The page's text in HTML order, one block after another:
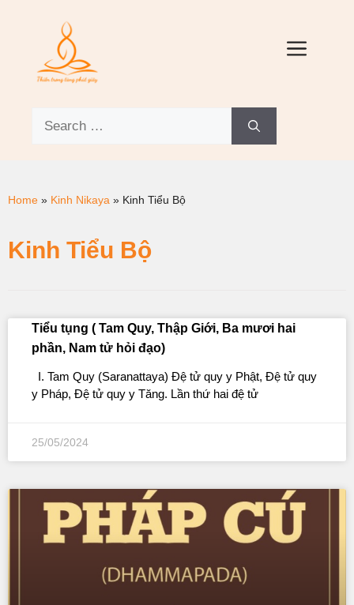
Home » Kinh Nikaya » Kinh Tiểu Bộ
Kinh Tiểu Bộ
Tiểu tụng ( Tam Quy, Thập Giới, Ba mươi hai
phần, Nam tử hỏi đạo)
I. Tam Quy (Saranattaya) Ðệ tử quy y Phật, Ðệ tử quy
y Pháp, Ðệ tử quy y Tăng. Lần thứ hai đệ tử
25/05/2024